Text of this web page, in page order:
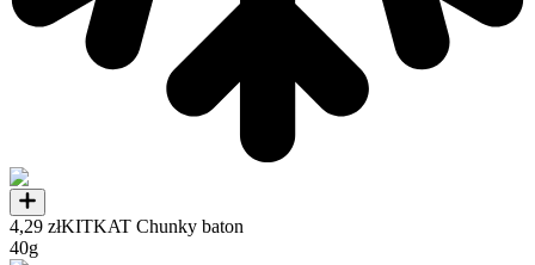
4,29 złKITKAT Chunky baton
40g